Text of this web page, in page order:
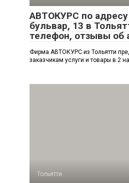
АВТОКУРС по
бульвар, 13 в
телефон, отзывы об
Фирма АВТОКУРС из Тольятти
заказчикам услуги и товары в 2
Тольятти